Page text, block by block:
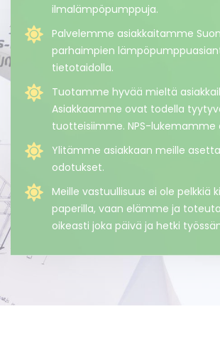
ilmalämpöpumppuja.
Palvelemme asiakkaitamme
parhaimpien
tietotaidolla.
Tuotamme hyvää mieltä
Asiakkaamme ovat todella
tuotteisiimme. NPS-lukemamme
Ylitämme asiakkaan meille
odotukset.
Meille vastuullisuus ei ole pelkkiä
paperilla, vaan elämme ja
oikeasti joka päivä ja hetki